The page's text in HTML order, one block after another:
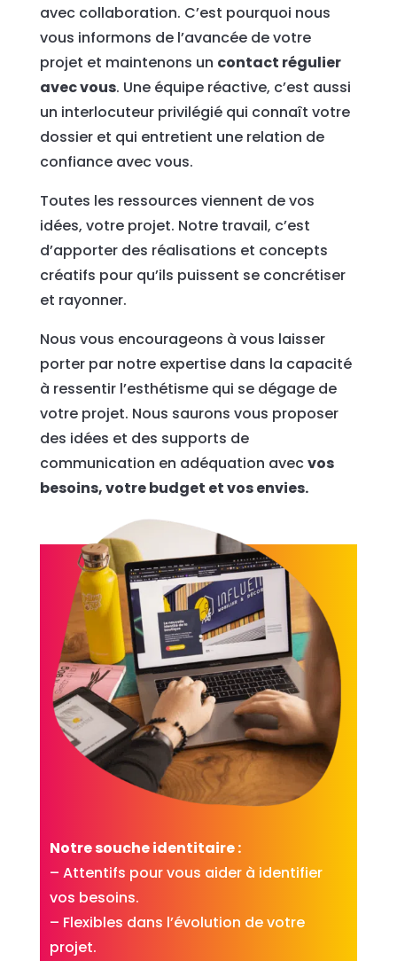
avec collaboration. C’est pourquoi nous
vous informons de l’avancée de votre
projet et maintenons un contact régulier
avec vous. Une équipe réactive, c’est aussi
un interlocuteur privilégié qui connaît votre
dossier et qui entretient une relation de
confiance avec vous.
Toutes les ressources viennent de vos
idées, votre projet. Notre travail, c’est
d’apporter des réalisations et concepts
créatifs pour qu’ils puissent se concrétiser
et rayonner.
Nous vous encourageons à vous laisser
porter par notre expertise dans la capacité
à ressentir l’esthétisme qui se dégage de
votre projet. Nous saurons vous proposer
des idées et des supports de
communication en adéquation avecvos
besoins, votre budget et vos envies.
Notre souche identitaire :
– Attentifs pour vous aider à identifier
vos besoins.
– Flexibles dans l’évolution de votre
projet.